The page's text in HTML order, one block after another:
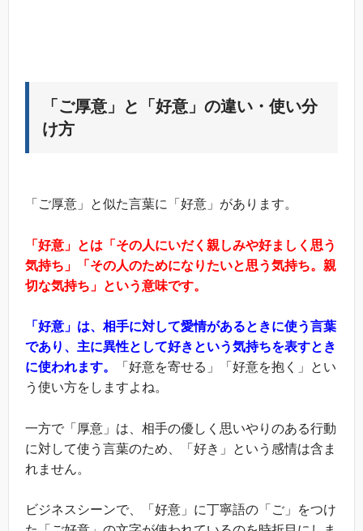
「ご厚意」と「好意」の違い・使い分
け方
「ご厚意」と似た言葉に「好意」があります。
「好意」とは「その人にいだく親しみや好ましく思う
気持ち」「その人のためになりたいと思う気持ち。親
切な気持ち」という意味です。
「好意」は、相手に対して愛情があるときに使う言葉
であり、主に異性として好きという気持ちを表すとき
に使われます。
「好意を寄せる」「好意を抱く」とい
う使い方をしますよね。
一方で「厚意」は、相手の優しく思いやりのある行動
に対して使う言葉のため、「好き」という感情は含ま
れません。
ビジネスシーンで、「好意」に丁寧語の「ご」をつけ